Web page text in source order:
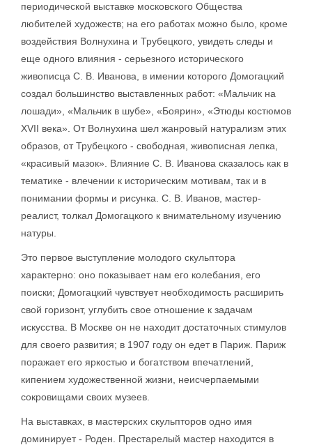
периодической выставке московского Общества
любителей художеств; на его работах можно было, кроме
воздействия Волнухина и Трубецкого, увидеть следы и
еще одного влияния - серьезного исторического
живописца С. В. Иванова, в имении которого Домогацкий
создал большинство выставленных работ: «Мальчик на
лошади», «Мальчик в шубе», «Боярин», «Этюды костюмов
XVII века». От Волнухина шел жанровый натурализм этих
образов, от Трубецкого - свободная, живописная лепка,
«красивый мазок». Влияние С. В. Иванова сказалось как в
тематике - влечении к историческим мотивам, так и в
понимании формы и рисунка. С. В. Иванов, мастер-
реалист, толкал Домогацкого к внимательному изучению
натуры.
Это первое выступление молодого скульптора
характерно: оно показывает нам его колебания, его
поиски; Домогацкий чувствует необходимость расширить
свой горизонт, углубить свое отношение к задачам
искусства. В Москве он не находит достаточных стимулов
для своего развития; в 1907 году он едет в Париж. Париж
поражает его яркостью и богатством впечатлений,
кипением художественной жизни, неисчерпаемыми
сокровищами своих музеев.
На выставках, в мастерских скульпторов одно имя
доминирует - Роден. Престарелый мастер находится в